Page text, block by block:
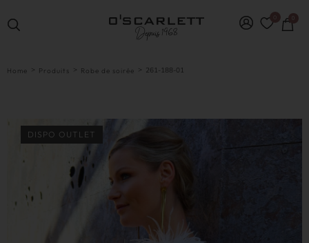
Home > Produits > Robe de soirée > 261-188-01
DISPO OUTLET